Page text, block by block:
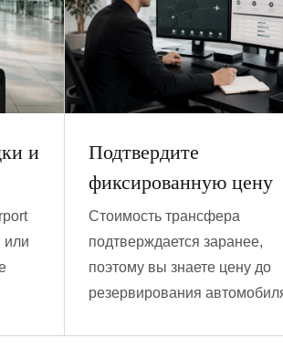
и
или
Подтвердите
фиксированную цену
Стоимость трансфера
подтверждается заранее,
поэтому вы знаете цену до
резервирования